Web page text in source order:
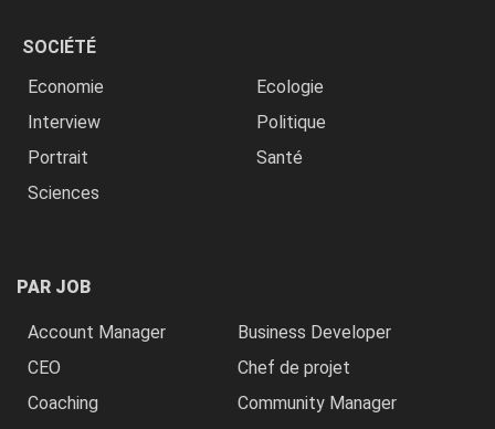
SOCIÉTÉ
Economie
Ecologie
Interview
Politique
Portrait
Santé
Sciences
PAR JOB
Account Manager
Business Developer
CEO
Chef de projet
Coaching
Community Manager